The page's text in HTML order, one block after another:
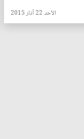
الأحد 22 آذار 2015